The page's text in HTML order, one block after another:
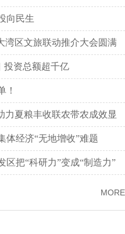
向民生
区文旅联动推介大会圆满
投资总额超千亿
！
力夏粮丰收联农带农成效显
体经济“无地增收”难题‌
区把“科研力”变成“制造力”
MORE